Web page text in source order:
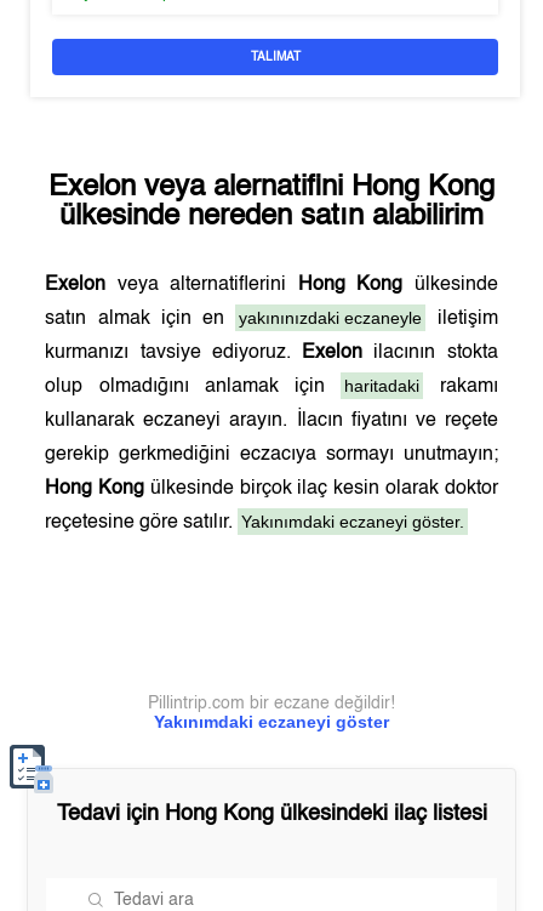
TALIMAT
Exelon veya alernatifini Hong Kong
ülkesinde nereden satın alabilirim
Exelon veya alternatiflerini Hong Kong ülkesinde
satın almak için en
yakınınızdaki eczaneyle
iletişim
kurmanızı tavsiye ediyoruz.
Exelon ilacının stokta
olup olmadığını anlamak için
haritadaki
rakamı
kullanarak eczaneyi arayın. İlacın fiyatını ve reçete
gerekip gerkmediğini eczacıya sormayı unutmayın;
Hong Kong ülkesinde birçok ilaç kesin olarak doktor
reçetesine göre satılır. Yakınımdaki eczaneyi göster.
Yakınımdaki eczaneyi göster
Pillintrip.com bir eczane değildir!
Tedavi için Hong Kongülkesindeki ilaç listesi